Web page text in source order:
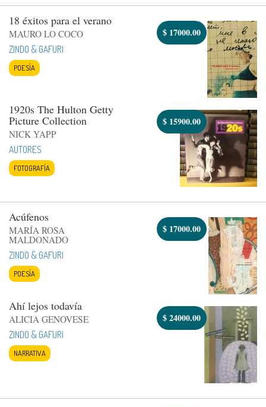
18 éxitos para el verano
MAURO LO COCO
ZINDO & GAFURI
POESÍA
$ 17000.00
1920s The Hulton Getty
Picture Collection
NICK YAPP
AUTORES
FOTOGRAFÍA
$ 15900.00
Acúfenos
MARÍA ROSA
MALDONADO
ZINDO & GAFURI
POESÍA
$ 17000.00
Ahí lejos todavía
ALICIA GENOVESE
ZINDO & GAFURI
NARRATIVA
$24000.00